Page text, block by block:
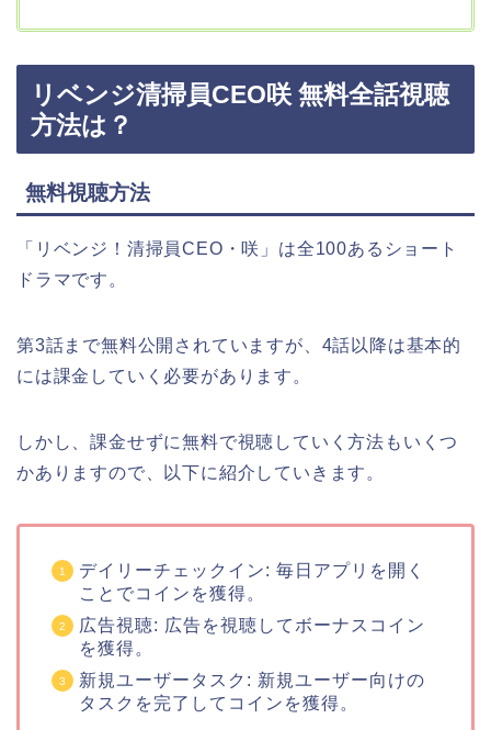
リベンジ清掃員CEO咲 無料全話視聴
方法は？
無料視聴方法
「リベンジ！清掃員CEO・咲」は全100あるショート
ドラマです。
第3話まで無料公開されていますが、4話以降は基本的
には課金していく必要があります。
しかし、課金せずに無料で視聴していく方法もいくつ
かありますので、以下に紹介していきます。
デイリーチェックイン: 毎日アプリを開く
ことでコインを獲得。
広告視聴: 広告を視聴してボーナスコイン
を獲得。
新規ユーザータスク: 新規ユーザー向けの
タスクを完了してコインを獲得。